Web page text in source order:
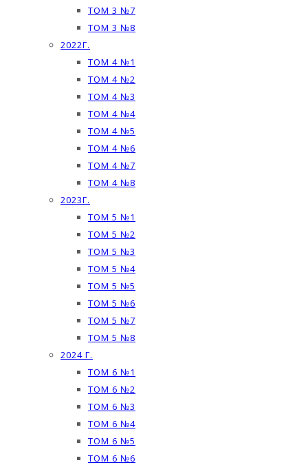
ТОМ 3 №7
ТОМ 3 №8
2022Г.
ТОМ 4 №1
ТОМ 4 №2
ТОМ 4 №3
ТОМ 4 №4
ТОМ 4 №5
ТОМ 4 №6
ТОМ 4 №7
ТОМ 4 №8
2023Г.
ТОМ 5 №1
ТОМ 5 №2
ТОМ 5 №3
ТОМ 5 №4
ТОМ 5 №5
ТОМ 5 №6
ТОМ 5 №7
ТОМ 5 №8
2024 Г.
ТОМ 6 №1
ТОМ 6 №2
ТОМ 6 №3
ТОМ 6 №4
ТОМ 6 №5
ТОМ 6 №6